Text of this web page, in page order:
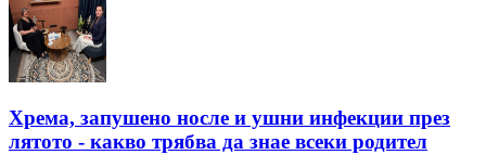
Хрема, запушено носле и ушни инфекции през
лятотo - какво трябва да знае всеки родител